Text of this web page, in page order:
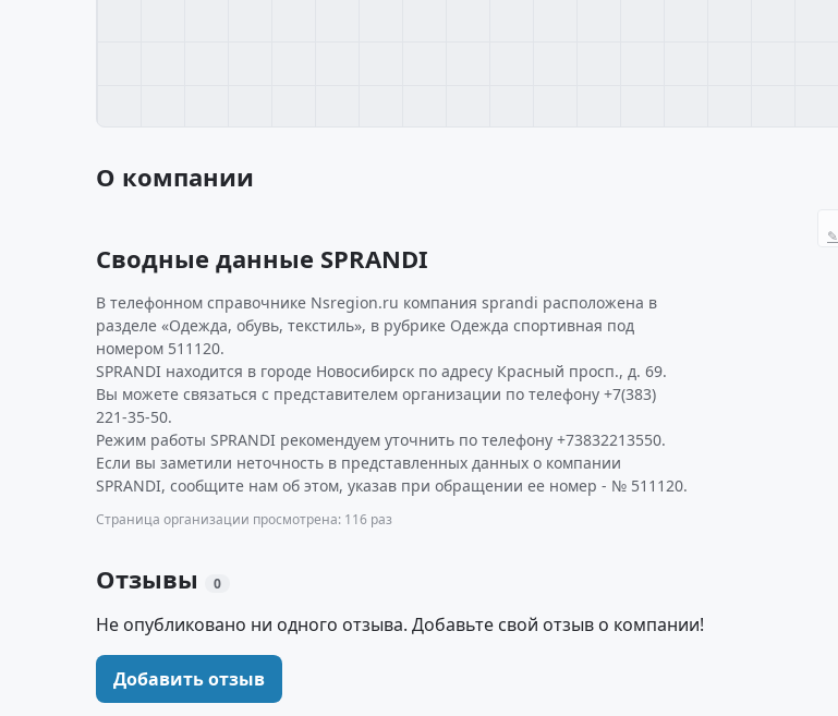
О компании
✎
Сводные данные SPRANDI
В телефонном справочнике Nsregion.ru компания sprandi расположена в
разделе «Одежда, обувь, текстиль», в рубрике Одежда спортивная под
номером 511120.
SPRANDI находится в городе Новосибирск по адресу Красный просп., д. 69.
Вы можете связаться с представителем организации по телефону +7(383)
221-35-50.
Режим работы SPRANDI рекомендуем уточнить по телефону +73832213550.
Если вы заметили неточность в представленных данных о компании
SPRANDI, сообщите нам об этом, указав при обращении ее номер - № 511120.
Страница организации просмотрена: 116 раз
Отзывы 0
Не опубликовано ни одного отзыва. Добавьте свой отзыв о компании!
Добавить отзыв